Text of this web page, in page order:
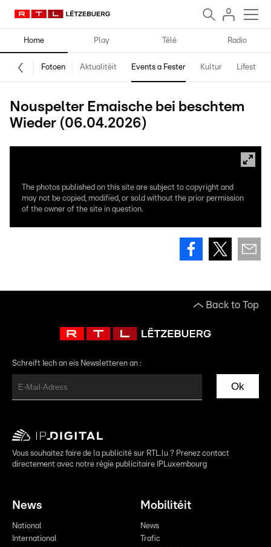
Home Play Télé Radio
Fotoen Aktualitéit Events a Fester Kultur Lifestyle
Nouspelter Emaische bei beschtem
Wieder (06.04.2026)
The photos published on this site are subject to copyright and
may not be copied, modified, or sold without the prior permission
of the owner of the site in question.
Back to Top
Schreift Iech an eis Newsletteren an :
Ok
Vous souhaitez faire de la publicité sur RTL.lu ? Prenez contact
directement avec notre régie publicitaire IPLuxembourg
News
National
International
Mobilitéit
News
Trafic